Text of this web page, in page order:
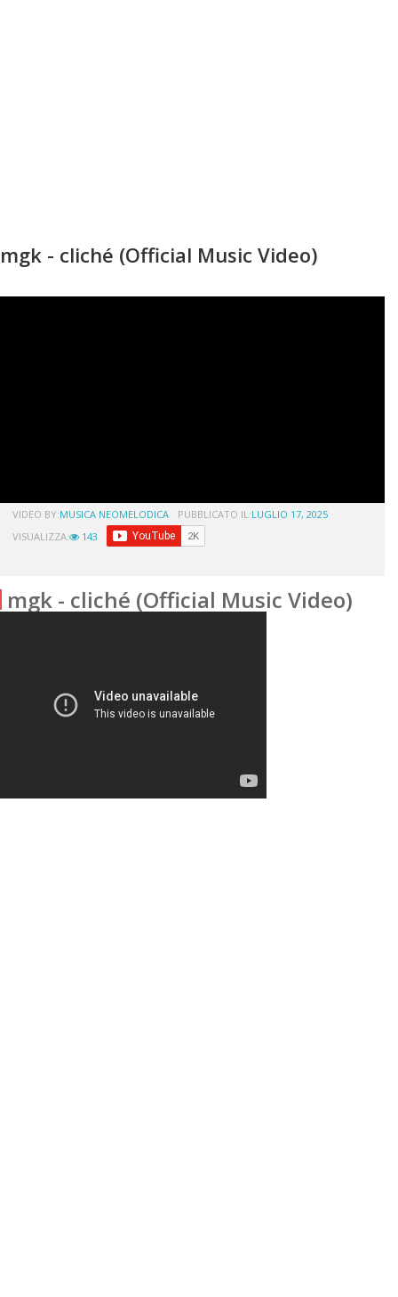
mgk - cliché (Official Music Video)
VIDEO BY:MUSICA NEOMELODICA PUBBLICATO IL:LUGLIO 17, 2025
VISUALIZZA:
143
mgk - cliché (Official Music Video)